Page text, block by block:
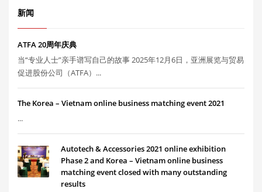
新闻
ATFA 20周年庆典
当“专业人士”亲手谱写自己的故事 2025年12月6日，亚洲展览与贸易
促进股份公司（ATFA）...
The Korea – Vietnam online business matching event 2021
...
Autotech & Accessories 2021 online exhibition
Phase 2 and Korea – Vietnam online business
matching event closed with many outstanding
results